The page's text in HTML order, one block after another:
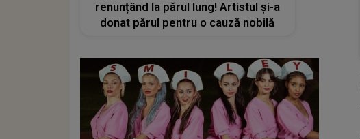
renunțând la părul lung! Artistul și-a
donat părul pentru o cauză nobilă